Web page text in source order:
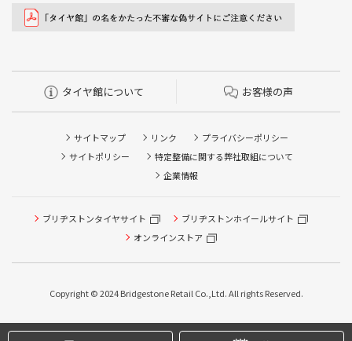
タイヤ館について お客様の声
サイトマップ リンク
プライバシーポリシー
サイトポリシー
特定整備に関する弊社取組について
企業情報
ブリヂストンタイヤサイト
ブリヂストンホイールサイト
オンラインストア
Copyright © 2024 Bridgestone Retail Co.,Ltd. All rights Reserved.
クローク契約会員専用タイヤ履き替え※タイヤ履き替えを